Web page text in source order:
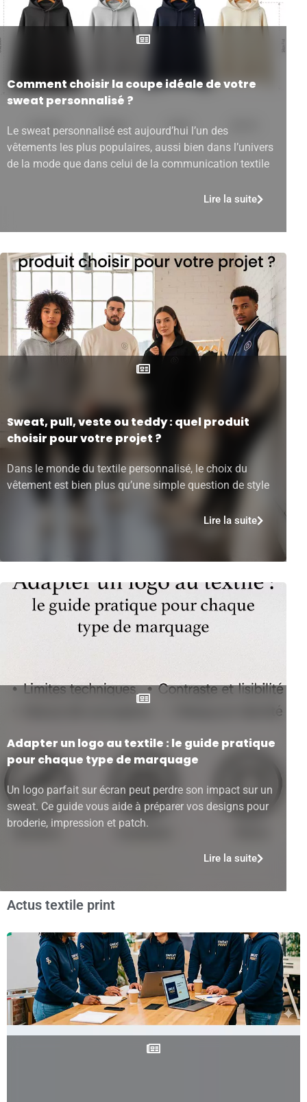
Comment choisir la coupe idéale de votre
sweat personnalisé ?
Le sweat personnalisé est aujourd’hui l’un des
vêtements les plus populaires, aussi bien dans l’univers
de la mode que dans celui de la communication textile
Lire la suite
Sweat, pull, veste ou teddy : quel produit
choisir pour votre projet ?
Dans le monde du textile personnalisé, le choix du
vêtement est bien plus qu’une simple question de style
Lire la suite
Adapter un logo au textile : le guide pratique
pour chaque type de marquage
Un logo parfait sur écran peut perdre son impact sur un
sweat. Ce guide vous aide à préparer vos designs pour
broderie, impression et patch.
Lire la suite
Actus textile print